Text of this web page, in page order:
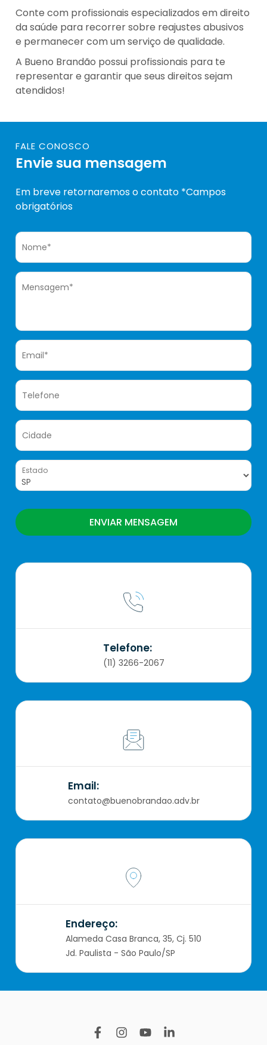
Conte com profissionais especializados em direito
da saúde para recorrer sobre reajustes abusivos
e permanecer com um serviço de qualidade.
A Bueno Brandão possui profissionais para te
representar e garantir que seus direitos sejam
atendidos!
FALE CONOSCO
Envie sua mensagem
Em breve retornaremos o contato *Campos
obrigatórios
Nome*
Mensagem*
Email*
Telefone
Cidade
Estado
Telefone:
(11) 3266-2067
Email:
contato@buenobrandao.adv.br
Endereço:
Alameda Casa Branca, 35, Cj. 510
Jd. Paulista - São Paulo/SP